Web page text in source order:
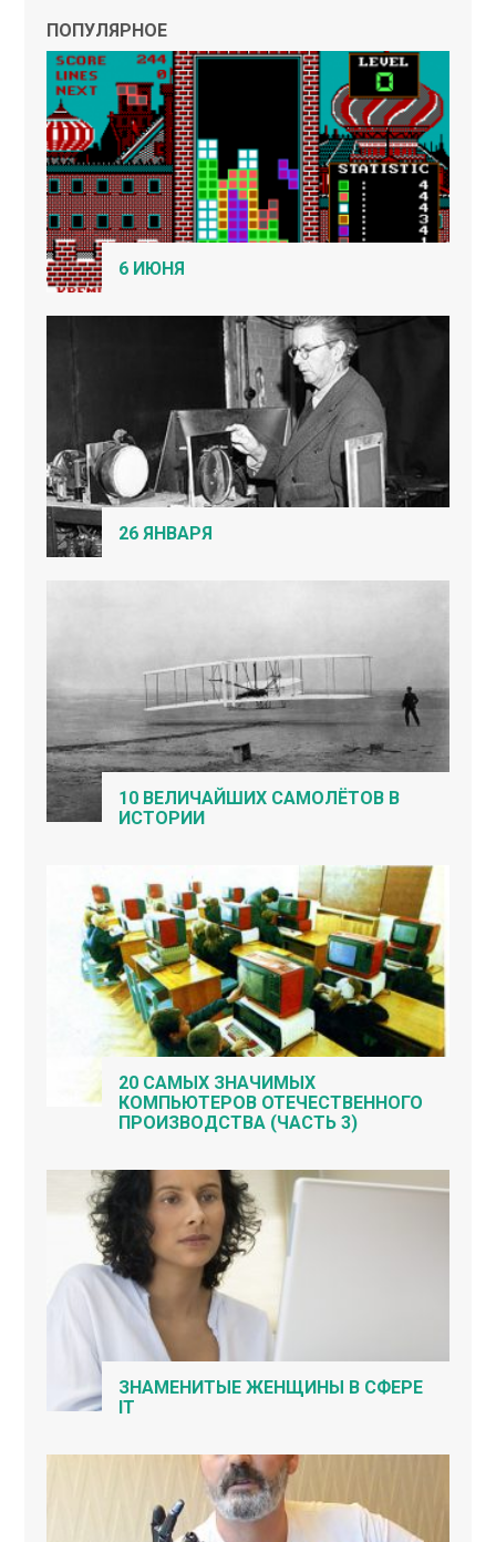
ПОПУЛЯРНОЕ
6 ИЮНЯ
26 ЯНВАРЯ
10 ВЕЛИЧАЙШИХ САМОЛЁТОВ В
ИСТОРИИ
20 САМЫХ ЗНАЧИМЫХ
КОМПЬЮТЕРОВ ОТЕЧЕСТВЕННОГО
ПРОИЗВОДСТВА (ЧАСТЬ 3)
ЗНАМЕНИТЫЕ ЖЕНЩИНЫ В СФЕРЕ
IT